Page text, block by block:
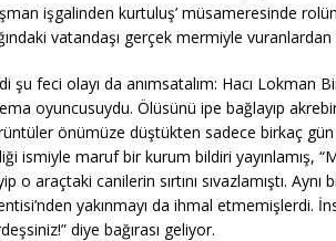
işgalinden kurtuluş’ müsameresinde
vatandaşı gerçek mermiyle vuranlardan
şu feci olayı da anımsatalım: Hacı Lokman
oyuncusuydu. Ölüsünü ipe bağlayıp
önümüze düştükten sadece birkaç
ismiyle maruf bir kurum bildiri yayınlamış,
o araçtaki canilerin sırtını sıvazlamıştı. Aynı
yakınmayı da ihmal etmemişlerdi.
diye bağırası geliyor.